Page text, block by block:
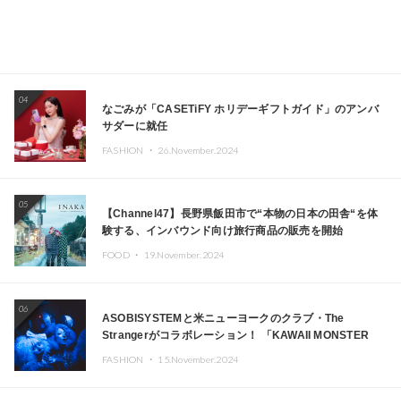
04
なごみが「CASETiFY ホリデーギフトガイド」のアンバ
サダーに就任
FASHION ・ 26.November.2024
05
【Channel47】長野県飯田市で“本物の日本の田舎“を体
験する、インバウンド向け旅行商品の販売を開始
FOOD ・ 19.November.2024
06
ASOBISYSTEMと米ニューヨークのクラブ・The
Strangerがコラボレーション！ 「KAWAII MONSTER
FASHION ・ 15.November.2024